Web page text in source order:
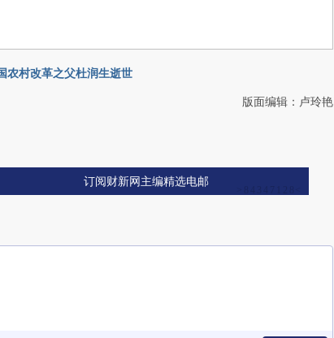
农村改革之父杜润生逝世
版面编辑：卢玲艳
订阅财新网主编精选电邮